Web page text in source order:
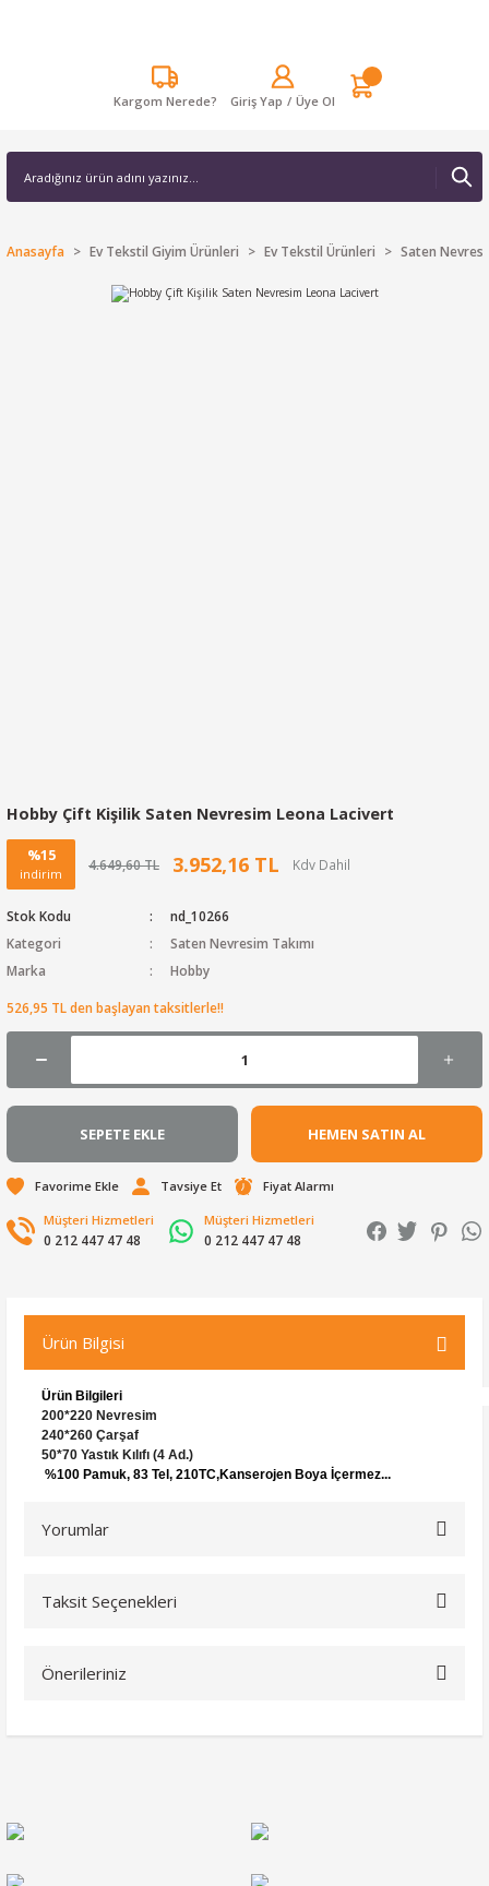
Kargom Nerede? Giriş Yap / Üye Ol
Anasayfa Ev Tekstil Giyim Ürünleri Ev Tekstil Ürünleri Saten
Hobby Çift Kişilik Saten Nevresim Leona Lacivert
%15
indirim
4.649,60 TL 3.952,16 TL
Stok Kodu
nd_10266
Kategori
Saten Nevresim Takımı
Marka
Hobby
526,95 TL den başlayan taksitlerle!!
SEPETE EKLE HEMEN SATIN AL
Tavsiye Et Fiyat Alarmı
Müşteri Hizmetleri
0 212 447 47 48
Müşteri Hizmetleri
0 212 447 47 48
Ürün Bilgisi
Ürün Bilgileri
200*220 Nevresim
240*260 Çarşaf
50*70 Yastık Kılıfı (4 Ad.)
%100 Pamuk, 83 Tel, 210TC,Kanserojen Boya İçermez...
Yorumlar
Taksit Seçenekleri
Önerileriniz
Ürün resmi kalitesiz, bozuk veya görüntülenemiyor.
Ürün açıklamasında eksik bilgiler bulunuyor.